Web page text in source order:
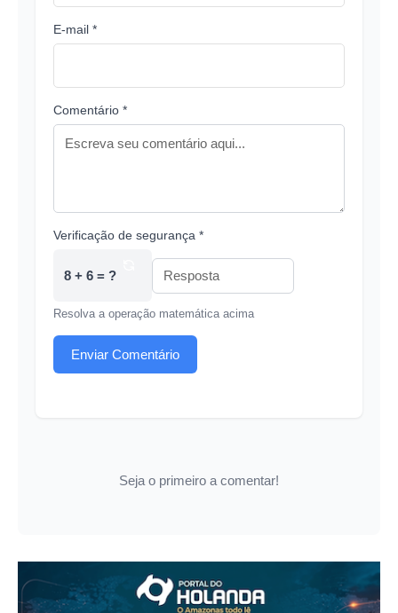
E-mail *
Comentário *
Verificação de segurança *
8 + 6 = ?
Resolva a operação matemática acima
Enviar Comentário
Seja o primeiro a comentar!